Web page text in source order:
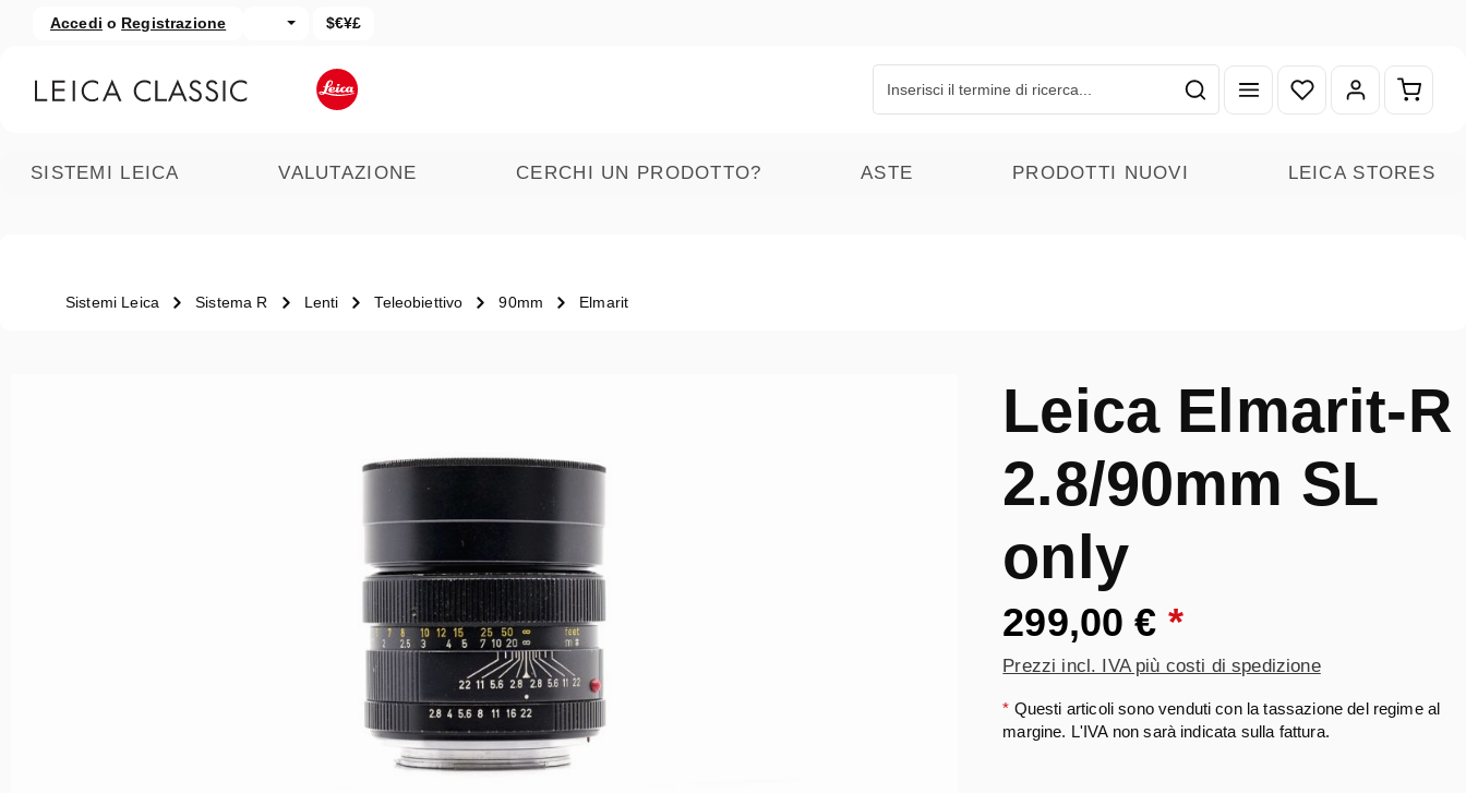
al contenuto principale
Salta alla ricerca
Accedi o Registrazione $€¥£
Hai 0 articoli nella lista
SISTEMI LEICA VALUTAZIONE CERCHI UN PRODOTTO? ASTE PRODOTTI NUOVI LEICA STORES
Sistemi Leica Sistema R Lenti Teleobiettivo 90mm Elmarit
Leica Elmarit-R
2.8/90mm SL
only
299,00 € *
Prezzi incl. IVA più costi di spedizione
* Questi articoli sono venduti con la tassazione del regime al
margine. L'IVA non sarà indicata sulla fattura.